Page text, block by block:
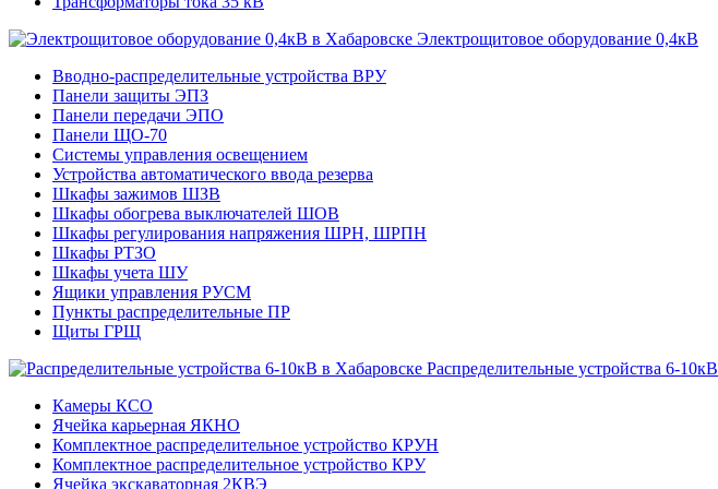
Электрощитовое оборудование 0,4кВ
Вводно-распределительные устройства ВРУ
Панели защиты ЭПЗ
Панели передачи ЭПО
Панели ЩО-70
Системы управления освещением
Устройства автоматического ввода резерва
Шкафы зажимов ШЗВ
Шкафы обогрева выключателей ШОВ
Шкафы регулирования напряжения ШРН, ШРПН
Шкафы РТЗО
Шкафы учета ШУ
Ящики управления РУСМ
Пункты распределительные ПР
Щиты ГРЩ
Распределительные устройства 6-10кВ
Камеры КСО
Ячейка карьерная ЯКНО
Комплектное распределительное устройство КРУН
Комплектное распределительное устройство КРУ
Ячейка экскаваторная 2КВЭ